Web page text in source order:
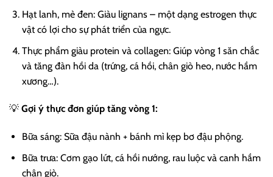
Hạt lanh, mè đen: Giàu lignans – một dạng estrogen thực
vật có lợi cho sự phát triển của ngực.
Thực phẩm giàu protein và collagen: Giúp vòng 1 săn chắc
và tăng đàn hồi da (trứng, cá hồi, chân giò heo, nước hầm
xương…).
💡 Gợi ý thực đơn giúp tăng vòng 1:
Bữa sáng: Sữa đậu nành + bánh mì kẹp bơ đậu phộng.
Bữa trưa: Cơm gạo lứt, cá hồi nướng, rau luộc và canh hầm
chân giò.